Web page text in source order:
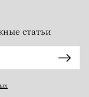
статьи